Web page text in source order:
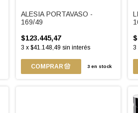
ALESIA PORTAVASO -
169/49
$123.445,47
3 x $41.148,49 sin interés
3en stock
3